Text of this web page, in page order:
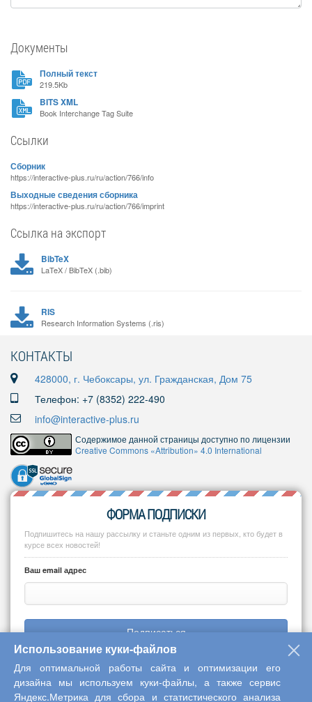
Документы
Полный текст
219.5Kb
BITS XML
Book Interchange Tag Suite
Ссылки
Сборник
https://interactive-plus.ru/ru/action/766/info
Выходные сведения сборника
https://interactive-plus.ru/ru/action/766/imprint
Ссылка на экспорт
BibTeX
LaTeX / BibTeX (.bib)
RIS
Research Information Systems (.ris)
КОНТАКТЫ
428000, г. Чебоксары, ул. Гражданская, Дом 75
Телефон: +7 (8352) 222-490
info@interactive-plus.ru
Содержимое данной страницы доступно по лицензии
Creative Commons «Attribution» 4.0 International
ФОРМА ПОДПИСКИ
Подпишитесь на нашу рассылку и станьте одним из первых, кто будет в
курсе всех новостей!
Ваш email адрес
Подписаться
Copyright © 2013-2026 Центр научного сотрудничества «Интерактив
Использование куки-файлов
Для оптимальной работы сайта и оптимизации его
дизайна мы используем куки-файлы, а также сервис
Яндекс.Метрика для сбора и статистического анализа